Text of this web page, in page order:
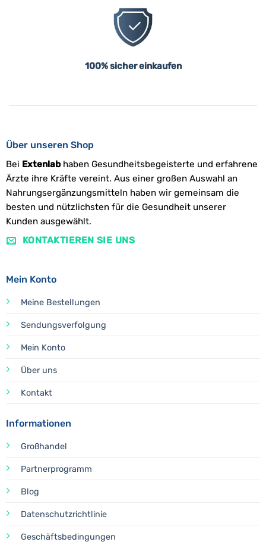
100% sicher einkaufen
Über unseren Shop
Bei Extenlabhaben Gesundheitsbegeisterte und erfahrene
Ärzte ihre Kräfte vereint. Aus einer großen Auswahl an
Nahrungsergänzungsmitteln haben wir gemeinsam die
besten und nützlichsten für die Gesundheit unserer
Kunden ausgewählt.
KONTAKTIEREN SIE UNS
Mein Konto
Meine Bestellungen
Sendungsverfolgung
Mein Konto
Über uns
Kontakt
Informationen
Großhandel
Partnerprogramm
Blog
Datenschutzrichtlinie
Geschäftsbedingungen